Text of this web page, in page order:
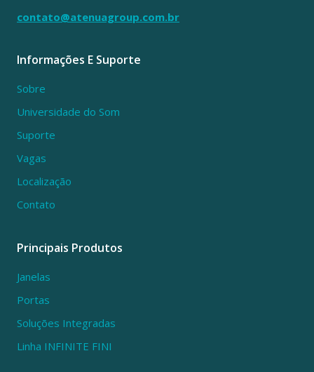
contato@atenuagroup.com.br
Informações E Suporte
Sobre
Universidade do Som
Suporte
Vagas
Localização
Contato
Principais Produtos
Janelas
Portas
Soluções Integradas
Linha INFINITE FINI